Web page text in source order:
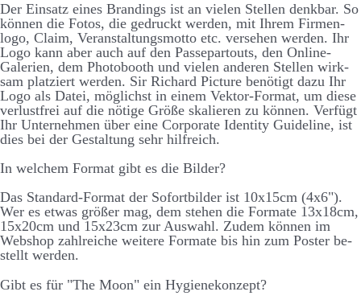
Der Ein­satz eines Brand­ings ist an vielen Stellen denk­bar. So
können die Fotos, die ge­druckt werden, mit Ihrem Firmen­
logo, Claim, Ver­an­stalt­ungs­motto etc. ver­sehen werden. Ihr
Logo kann aber auch auf den Passe­partouts, den On­line-
Galerien, dem Photo­booth und vielen anderen Stellen wirk­
sam platz­iert werden. Sir Richard Picture be­nötigt dazu Ihr
Logo als Datei, möglichst in einem Vektor-Format, um diese
ver­lust­frei auf die nötige Größe skalieren zu können. Ver­fügt
Ihr Unter­nehmen über eine Corporate Identity Guide­line, ist
dies bei der Ge­stalt­ung sehr hilf­reich.
In welchem Format gibt es die Bilder?
Das Standard-Format der Sofort­bilder ist 10x15cm (4x6").
Wer es etwas größer mag, dem stehen die Formate 13x18cm,
15x20cm und 15x23cm zur Aus­wahl. Zudem können im
Web­shop zahl­reiche weitere Formate bis hin zum Poster be­
stellt werden.
Gibt es für "The Moon" ein Hygiene­konzept?